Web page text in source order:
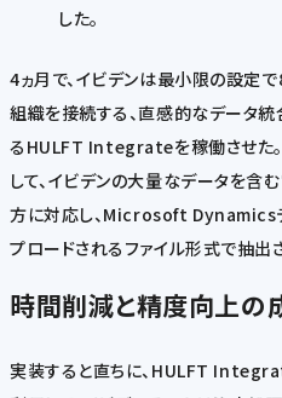
した。
4ヵ月で、イビデンは最小限の設定
組織を接続する、直感的なデータ統
るHULFT Integrateを稼働させた
して、イビデンの大量なデータを
方に対応し、Microsoft Dynamics
プロードされるファイル形式で抽出
時間削減と精度向上の
実装すると直ちに、HULFT